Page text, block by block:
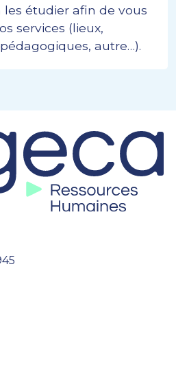
les étudier afin de vous
services (lieux,
autre…).